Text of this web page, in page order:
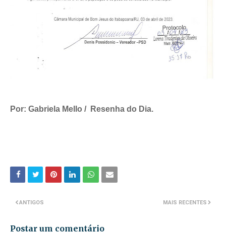
Por: Gabriela Mello / Resenha do Dia.
MAIS RECENTES
ANTIGOS
Postar um comentário